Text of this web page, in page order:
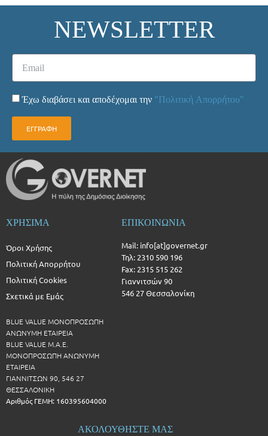
NEWSLETTER
Έχω διαβάσει και αποδέχομαι την "Πολιτική Απορρήτου"
ΕΓΓΡΑΦΗ
ΧΡΗΣΙΜΑ
Όροι Χρήσης
Πολιτική Απορρήτου
Πολιτική Cookies
Σχετικά με Εμάς
BLUE VALUE ΜΟΝΟΠΡΟΣΩΠΗ
ΑΝΩΝΥΜΗ ΕΤΑΙΡΕΙΑ
BLUE VALUE Μ.Α.Ε.
ΜΟΝΟΠΡΟΣΩΠΗ ΑΝΩΝΥΜΗ
ΕΤΑΙΡΕΙΑ
ΓΙΑΝΝΙΤΣΩΝ 90, 546 27
ΘΕΣΣΑΛΟΝΙΚΗ
Αριθμός ΓΕΜΗ: 160395604000
ΕΠΙΚΟΙΝΩΝΙΑ
Mail: info[at]governet.gr
Τηλ: 2310 590 196
Fax: 2315 515 262
Γιαννιτσών 90
546 27 Θεσσαλονίκη
ΑΚΟΛΟΥΘΗΣΤΕ ΜΑΣ